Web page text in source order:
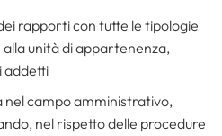
rapporti con tutte le tipologie
unità di appartenenza,
addetti
campo amministrativo,
nel rispetto delle procedure